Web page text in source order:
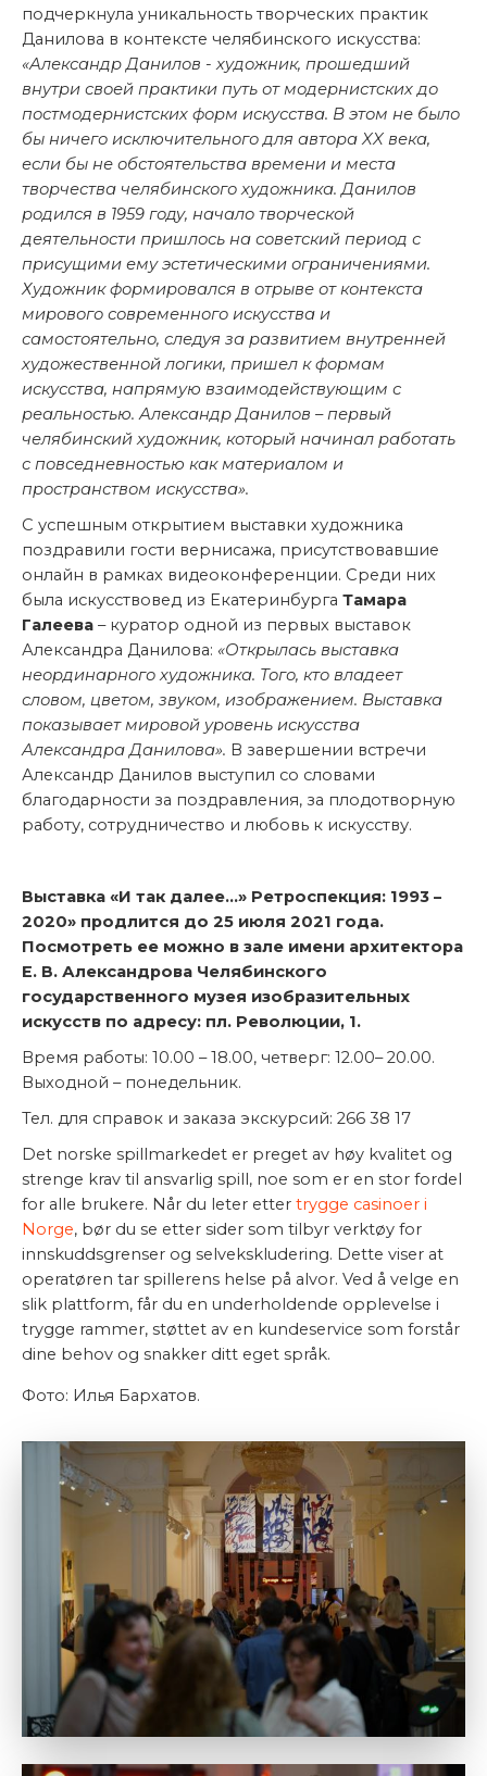
подчеркнула уникальность творческих практик
Данилова в контексте челябинского искусства:
«Александр Данилов - художник, прошедший
внутри своей практики путь от модернистcких до
постмодернистcких форм искусства. В этом не было
бы ничего исключительного для автора XX века,
если бы не обстоятельства времени и места
творчества челябинского художника. Данилов
родился в 1959 году, начало творческой
деятельности пришлось на советский период с
присущими ему эстетическими ограничениями.
Художник формировался в отрыве от контекста
мирового современного искусства и
самостоятельно, следуя за развитием внутренней
художественной логики, пришел к формам
искусства, напрямую взаимодействующим с
реальностью. Александр Данилов – первый
челябинский художник, который начинал работать
с повседневностью как материалом и
пространством искусства».
С успешным открытием выставки художника
поздравили гости вернисажа, присутствовавшие
онлайн в рамках видеоконференции. Среди них
была искусствовед из Екатеринбурга Тамара
Галеева – куратор одной из первых выставок
Александра Данилова: «Открылась выставка
неординарного художника. Того, кто владеет
словом, цветом, звуком, изображением. Выставка
показывает мировой уровень искусства
Александра Данилова». В завершении встречи
Александр Данилов выступил со словами
благодарности за поздравления, за плодотворную
работу, сотрудничество и любовь к искусству.
Выставка «И так далее…» Ретроспекция: 1993 –
2020» продлится до 25 июля 2021 года.
Посмотреть ее можно в зале имени архитектора
Е. В. Александрова Челябинского
государственного музея изобразительных
искусств по адресу: пл. Революции, 1.
Время работы: 10.00 – 18.00, четверг: 12.00– 20.00.
Выходной – понедельник.
Тел. для справок и заказа экскурсий: 266 38 17
Det norske spillmarkedet er preget av høy kvalitet og
strenge krav til ansvarlig spill, noe som er en stor fordel
for alle brukere. Når du leter etter trygge casinoer i
Norge, bør du se etter sider som tilbyr verktøy for
innskuddsgrenser og selvekskludering. Dette viser at
operatøren tar spillerens helse på alvor. Ved å velge en
slik plattform, får du en underholdende opplevelse i
trygge rammer, støttet av en kundeservice som forstår
dine behov og snakker ditt eget språk.
Фото: Илья Бархатов.